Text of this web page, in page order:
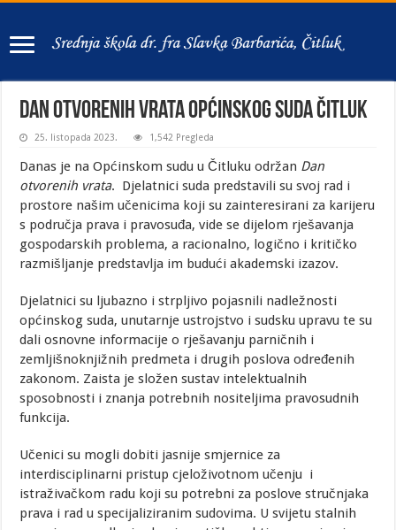
Dan otvorenih vrata Općinskog suda Čitluk
25. listopada 2023. 1,542 Pregleda
Danas je na Općinskom sudu u Čitluku održan Dan
otvorenih vrata. Djelatnici suda predstavili su svoj rad i
prostore našim učenicima koji su zainteresirani za karijeru
s područja prava i pravosuđa, vide se dijelom rješavanja
gospodarskih problema, a racionalno, logično i kritičko
razmišljanje predstavlja im budući akademski izazov.
Djelatnici su ljubazno i strpljivo pojasnili nadležnosti
općinskog suda, unutarnje ustrojstvo i sudsku upravu te su
dali osnovne informacije o rješavanju parničnih i
zemljišnoknjižnih predmeta i drugih poslova određenih
zakonom. Zaista je složen sustav intelektualnih
sposobnosti i znanja potrebnih nositeljima pravosudnih
funkcija.
Učenici su mogli dobiti jasnije smjernice za
interdisciplinarni pristup cjeloživotnom učenju i
istraživačkom radu koji su potrebni za poslove stručnjaka
prava i rad u specijaliziranim sudovima. U svijetu stalnih